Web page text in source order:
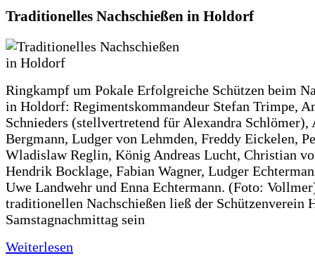
Traditionelles Nachschießen in Holdorf
Ringkampf um Pokale Erfolgreiche Schützen beim
in Holdorf: Regimentskommandeur Stefan Trimpe,
Schnieders (stellvertretend für Alexandra Schlömer),
Bergmann, Ludger von Lehmden, Freddy Eickelen,
Wladislaw Reglin, König Andreas Lucht, Christian
Hendrik Bocklage, Fabian Wagner, Ludger
Uwe Landwehr und Enna Echtermann. (Foto:
traditionellen Nachschießen ließ der Schützenverein
Samstagnachmittag sein
Weiterlesen